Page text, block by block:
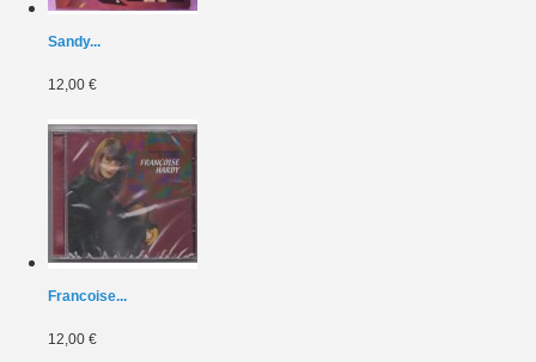
Sandy...
12,00 €
Francoise...
12,00 €